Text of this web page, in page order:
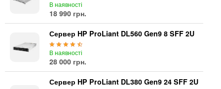
В наявності
18 990 грн.
Сервер HP ProLiant DL560 Gen9 8 SFF 2U
В наявності
28 000 грн.
Сервер HP ProLiant DL380 Gen9 24 SFF 2U